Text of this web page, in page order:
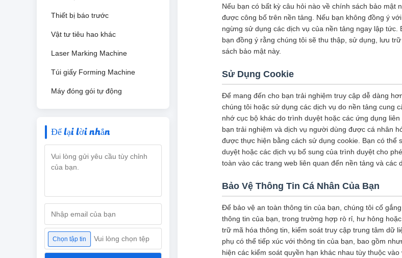
Thiết bị báo trước
Vật tư tiêu hao khác
Laser Marking Machine
Túi giấy Forming Machine
Máy đóng gói tự động
Để lại lời nhắn
Chọn tập tin Vui lòng chọn tệp
Nếu bạn có bất kỳ câu hỏi nào về chính sách bảo mật
được công bố trên nền tảng. Nếu bạn không đồng ý
ngừng sử dụng các dịch vụ của nền tảng ngay lập tức.
bạn đồng ý rằng chúng tôi sẽ thu thập, sử dụng, lưu
sách bảo mật này.
Sử Dụng Cookie
Để mang đến cho bạn trải nghiệm truy cập dễ dàng
chúng tôi hoặc sử dụng các dịch vụ do nền tảng cung
nhớ cục bộ khác do trình duyệt hoặc các ứng dụng
bạn trải nghiệm và dịch vụ người dùng được cá nhân
được thực hiện bằng cách sử dụng cookie. Bạn có thể
duyệt hoặc các dịch vụ bổ sung của trình duyệt cho
toàn vào các trang web liên quan đến nền tảng và các
Bảo Vệ Thông Tin Cá Nhân Của Bạn
Để bảo vệ an toàn thông tin của bạn, chúng tôi cố
thông tin của bạn, trong trường hợp rò rỉ, hư hỏng
trữ mã hóa thông tin, kiểm soát truy cập trung tâm dữ
phụ có thể tiếp xúc với thông tin của bạn, bao gồm
hiện các kiểm soát quyền hạn khác nhau tùy thuộc